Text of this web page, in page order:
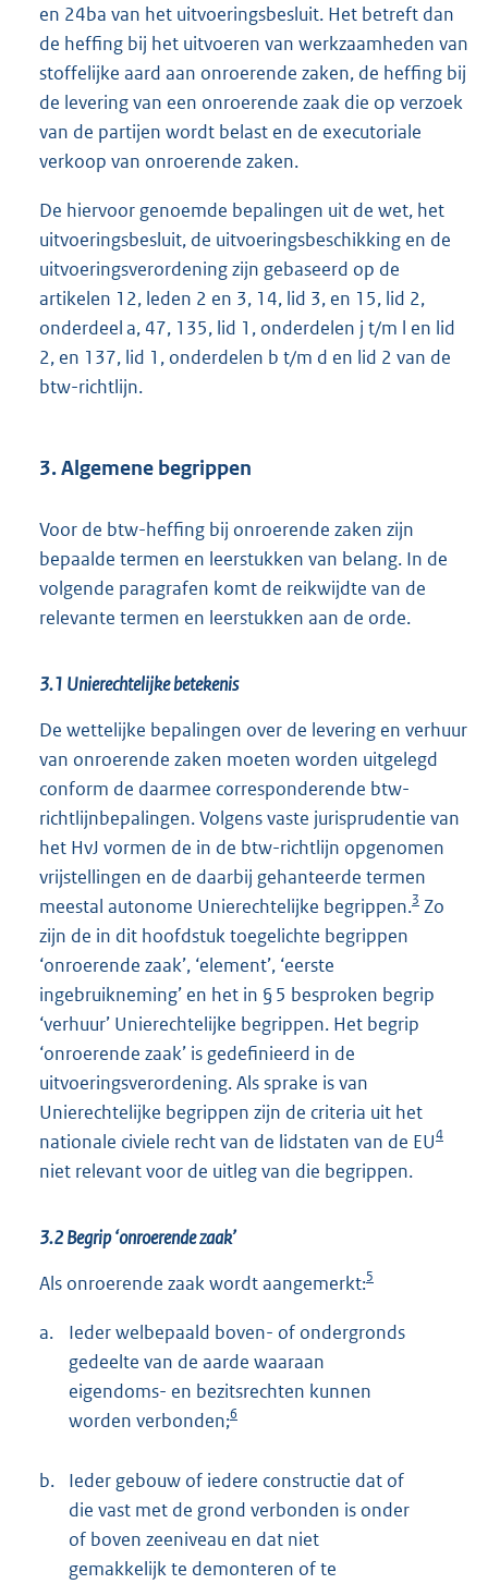
en 24ba van het uitvoeringsbesluit. Het betreft dan
de heffing bij het uitvoeren van werkzaamheden van
stoffelijke aard aan onroerende zaken, de heffing bij
de levering van een onroerende zaak die op verzoek
van de partijen wordt belast en de executoriale
verkoop van onroerende zaken.
De hiervoor genoemde bepalingen uit de wet, het
uitvoeringsbesluit, de uitvoeringsbeschikking en de
uitvoeringsverordening zijn gebaseerd op de
artikelen 12, leden 2 en 3, 14, lid 3, en 15, lid 2,
onderdeel a, 47, 135, lid 1, onderdelen j t/m l en lid
2, en 137, lid 1, onderdelen b t/m d en lid 2 van de
btw-richtlijn.
3. Algemene begrippen
Voor de btw-heffing bij onroerende zaken zijn
bepaalde termen en leerstukken van belang. In de
volgende paragrafen komt de reikwijdte van de
relevante termen en leerstukken aan de orde.
3.1 Unierechtelijke betekenis
De wettelijke bepalingen over de levering en verhuur
van onroerende zaken moeten worden uitgelegd
conform de daarmee corresponderende btw-
richtlijnbepalingen. Volgens vaste jurisprudentie van
het HvJ vormen de in de btw-richtlijn opgenomen
vrijstellingen en de daarbij gehanteerde termen
meestal autonome Unierechtelijke begrippen.3 Zo
zijn de in dit hoofdstuk toegelichte begrippen
‘onroerende zaak’, ‘element’, ‘eerste
ingebruikneming’ en het in § 5 besproken begrip
‘verhuur’ Unierechtelijke begrippen. Het begrip
‘onroerende zaak’ is gedefinieerd in de
uitvoeringsverordening. Als sprake is van
Unierechtelijke begrippen zijn de criteria uit het
nationale civiele recht van de lidstaten van de EU4
niet relevant voor de uitleg van die begrippen.
3.2 Begrip ‘onroerende zaak’
Als onroerende zaak wordt aangemerkt:5
a.
Ieder welbepaald boven- of ondergronds
gedeelte van de aarde waaraan
eigendoms- en bezitsrechten kunnen
worden verbonden;6
b.
Ieder gebouw of iedere constructie dat of
die vast met de grond verbonden is onder
of boven zeeniveau en dat niet
gemakkelijk te demonteren of te